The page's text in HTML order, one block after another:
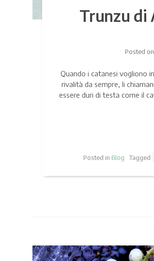
Trunzu di
Posted on
Quando i catanesi vogliono
rivalità da sempre, li
essere duri di testa come il
Posted in Blog Tagged